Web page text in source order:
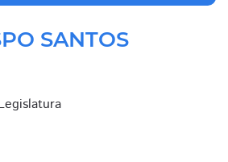
SANTOS